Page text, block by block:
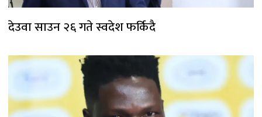
देउवा साउन २६ गते स्वदेश फर्किदै